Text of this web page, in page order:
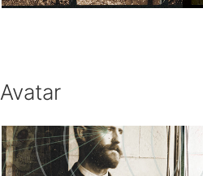
Avatar